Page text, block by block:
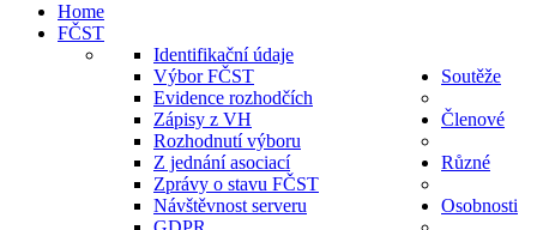
Home
FČST
Identifikační údaje
Výbor FČST
Evidence rozhodčích
Zápisy z VH
Rozhodnutí výboru
Z jednání asociací
Zprávy o stavu FČST
Návštěvnost serveru
Soutěže
Členové
Různé
Osobnosti